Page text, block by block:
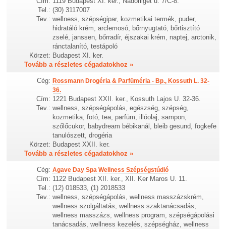
Tel.: (30) 3117007
Tev.: wellness, szépségipar, kozmetikai termék, puder,
hidratáló krém, arclemosó, bőrnyugtató, bőrtisztító
zselé, janssen, bőrradír, éjszakai krém, naptej, arctonik,
ránctalanító, testápoló
Körzet: Budapest XI. ker.
Tovább a részletes cégadatokhoz »
Cég: Rossmann Drogéria & Parfüméria - Bp., Kossuth L. 32-
36.
Cím: 1221 Budapest XXII. ker., Kossuth Lajos U. 32-36.
Tev.: wellness, szépségápolás, egészség, szépség,
kozmetika, fotó, tea, parfüm, illóolaj, sampon,
szőlőcukor, babydream bébikanál, bleib gesund, fogkefe
tanulószett, drogéria
Körzet: Budapest XXII. ker.
Tovább a részletes cégadatokhoz »
Cég: Agave Day Spa Wellness Szépségstúdió
Cím: 1122 Budapest XII. ker., XII. Ker Maros U. 11.
Tel.: (12) 018533, (1) 2018533
Tev.: wellness, szépségápolás, wellness masszázskrém,
wellness szolgáltatás, wellness szaktanácsadás,
wellness masszázs, wellness program, szépségápolási
tanácsadás, wellness kezelés, szépségház, wellness